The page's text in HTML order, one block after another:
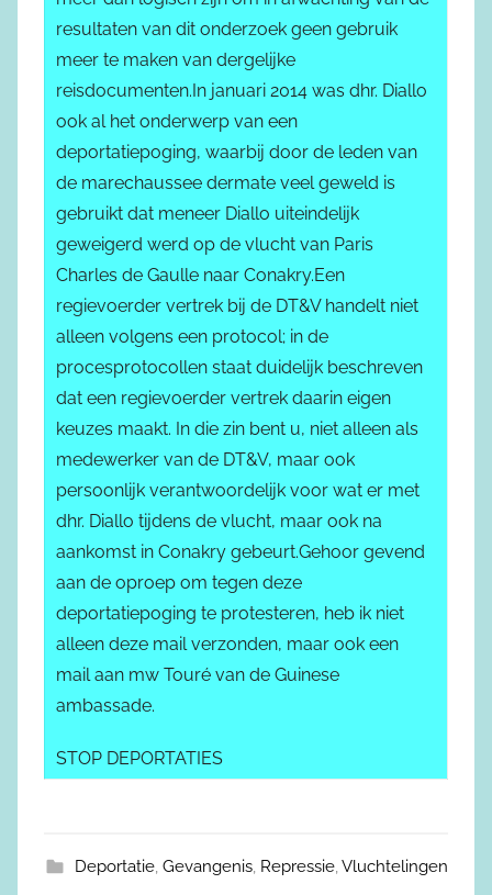
resultaten van dit onderzoek geen gebruik
meer te maken van dergelijke
reisdocumenten.In januari 2014 was dhr. Diallo
ook al het onderwerp van een
deportatiepoging, waarbij door de leden van
de marechaussee dermate veel geweld is
gebruikt dat meneer Diallo uiteindelijk
geweigerd werd op de vlucht van Paris
Charles de Gaulle naar Conakry.Een
regievoerder vertrek bij de DT&V handelt niet
alleen volgens een protocol; in de
procesprotocollen staat duidelijk beschreven
dat een regievoerder vertrek daarin eigen
keuzes maakt. In die zin bent u, niet alleen als
medewerker van de DT&V, maar ook
persoonlijk verantwoordelijk voor wat er met
dhr. Diallo tijdens de vlucht, maar ook na
aankomst in Conakry gebeurt.Gehoor gevend
aan de oproep om tegen deze
deportatiepoging te protesteren, heb ik niet
alleen deze mail verzonden, maar ook een
mail aan mw Touré van de Guinese
ambassade.
STOP DEPORTATIES
Deportatie, Gevangenis, Repressie,Vluchtelingen